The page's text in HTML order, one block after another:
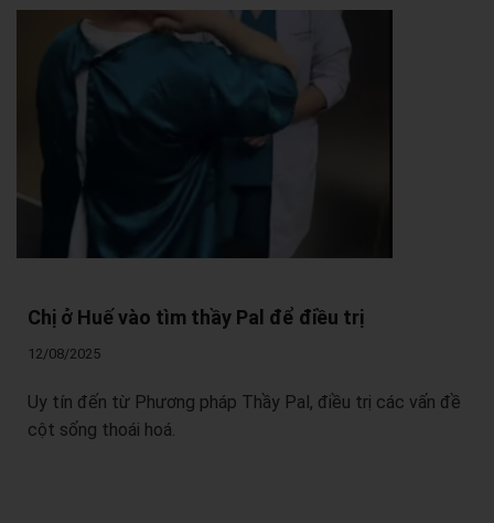
Chị ở Huế vào tìm thầy Pal để điều trị
12/08/2025
Uy tín đến từ Phương pháp Thầy Pal, điều trị các vấn đề
cột sống thoái hoá.